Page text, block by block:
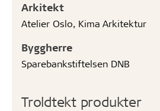
Arkitekt
Atelier Oslo, Kima Arkitektur
Byggherre
Sparebankstiftelsen DNB
Troldtekt produkter